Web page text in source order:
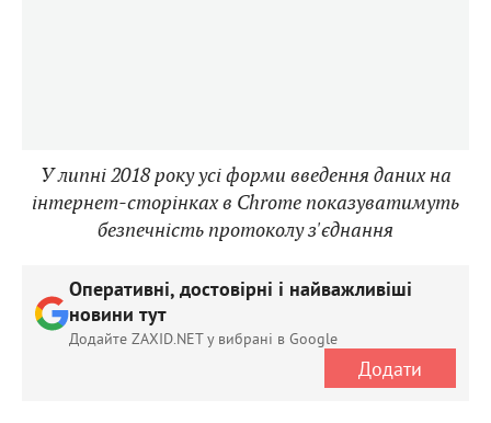
У липні 2018 року усі форми введення даних на
інтернет-сторінках в Chrome показуватимуть
безпечність протоколу з'єднання
Оперативні, достовірні і найважливіші
новини тут
Додайте ZAXID.NET у вибрані в Google
Додати